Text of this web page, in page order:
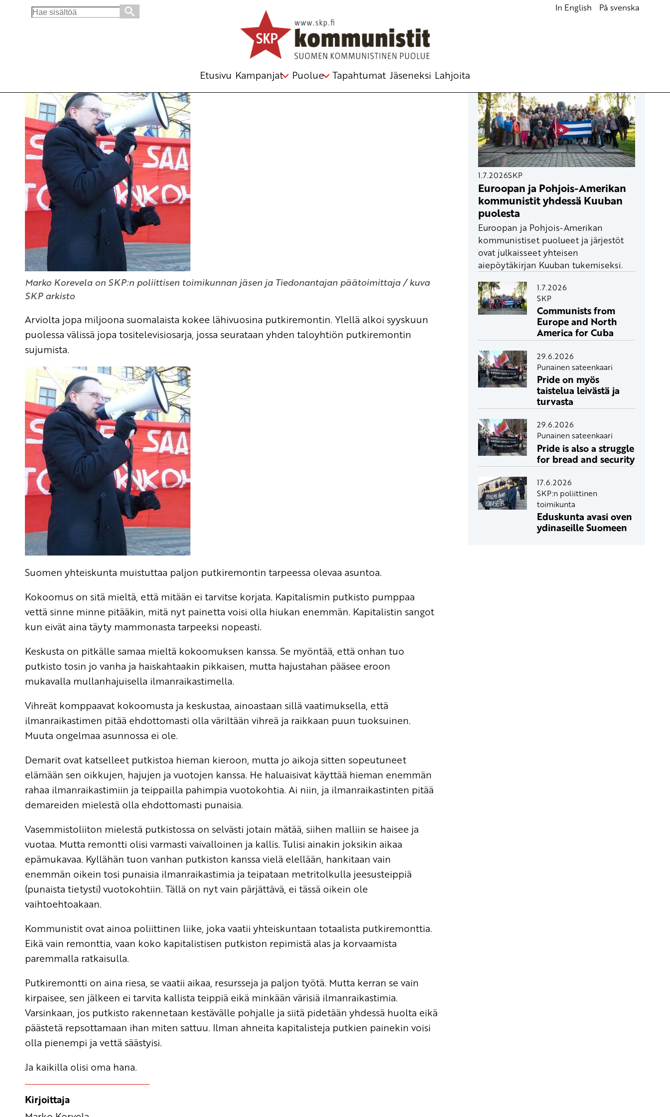
Search
In English På svenska
Etusivu Kampanjat Puolue Tapahtumat Jäseneksi Lahjoita
Marko Korevela on SKP:n poliittisen toimikunnan jäsen ja Tiedonantajan päätoimittaja / kuva
SKP arkisto
Arviolta jopa miljoona suomalaista kokee lähivuosina putkiremontin. Ylellä alkoi syyskuun
puolessa välissä jopa tositelevisiosarja, jossa seurataan yhden taloyhtiön putkiremontin
sujumista.
Suomen yhteiskunta muistuttaa paljon putkiremontin tarpeessa olevaa asuntoa.
Kokoomus on sitä mieltä, että mitään ei tarvitse korjata. Kapitalismin putkisto pumppaa
vettä sinne minne pitääkin, mitä nyt painetta voisi olla hiukan enemmän. Kapitalistin sangot
kun eivät aina täyty mammonasta tarpeeksi nopeasti.
Keskusta on pitkälle samaa mieltä kokoomuksen kanssa. Se myöntää, että onhan tuo
putkisto tosin jo vanha ja haiskahtaakin pikkaisen, mutta hajustahan pääsee eroon
mukavalla mullanhajuisella ilmanraikastimella.
Vihreät komppaavat kokoomusta ja keskustaa, ainoastaan sillä vaatimuksella, että
ilmanraikastimen pitää ehdottomasti olla väriltään vihreä ja raikkaan puun tuoksuinen.
Muuta ongelmaa asunnossa ei ole.
Demarit ovat katselleet putkistoa hieman kieroon, mutta jo aikoja sitten sopeutuneet
elämään sen oikkujen, hajujen ja vuotojen kanssa. He haluaisivat käyttää hieman enemmän
rahaa ilmanraikastimiin ja teippailla pahimpia vuotokohtia. Ai niin, ja ilmanraikastinten pitää
demareiden mielestä olla ehdottomasti punaisia.
Vasemmistoliiton mielestä putkistossa on selvästi jotain mätää, siihen malliin se haisee ja
vuotaa. Mutta remontti olisi varmasti vaivalloinen ja kallis. Tulisi ainakin joksikin aikaa
epämukavaa. Kyllähän tuon vanhan putkiston kanssa vielä elellään, hankitaan vain
enemmän oikein tosi punaisia ilmanraikastimia ja teipataan metritolkulla jeesusteippiä
(punaista tietysti) vuotokohtiin. Tällä on nyt vain pärjättävä, ei tässä oikein ole
vaihtoehtoakaan.
Kommunistit ovat ainoa poliittinen liike, joka vaatii yhteiskuntaan totaalista putkiremonttia.
Eikä vain remonttia, vaan koko kapitalistisen putkiston repimistä alas ja korvaamista
paremmalla ratkaisulla.
Putkiremontti on aina riesa, se vaatii aikaa, resursseja ja paljon työtä. Mutta kerran se vain
kirpaisee, sen jälkeen ei tarvita kallista teippiä eikä minkään värisiä ilmanraikastimia.
Varsinkaan, jos putkisto rakennetaan kestävälle pohjalle ja siitä pidetään yhdessä huolta eikä
päästetä repsottamaan ihan miten sattuu. Ilman ahneita kapitalisteja putkien painekin voisi
olla pienempi ja vettä säästyisi.
Ja kaikilla olisi oma hana.
Kirjoittaja
1.7.2026SKP
Euroopan ja Pohjois-Amerikan
kommunistit yhdessä Kuuban
puolesta
Euroopan ja Pohjois-Amerikan
kommunistiset puolueet ja järjestöt
ovat julkaisseet yhteisen
aiepöytäkirjan Kuuban tukemiseksi.
1.7.2026
SKP
Communists from
Europe and North
America for Cuba
29.6.2026
Punainen sateenkaari
Pride on myös
taistelua leivästä ja
turvasta
29.6.2026
Punainen sateenkaari
Pride is also a struggle
for bread and security
17.6.2026
SKP:n poliittinen
toimikunta
Eduskunta avasi oven
ydinaseille Suomeen